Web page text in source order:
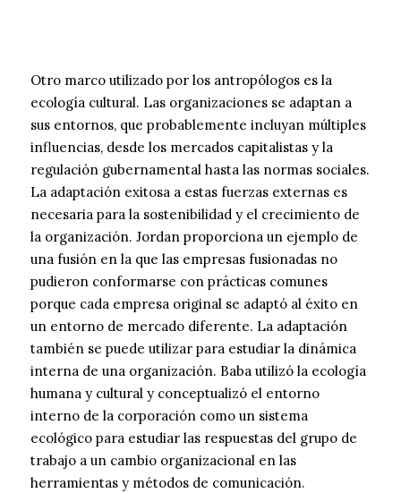
Otro marco utilizado por los antropólogos es la
ecología cultural. Las organizaciones se adaptan a
sus entornos, que probablemente incluyan múltiples
influencias, desde los mercados capitalistas y la
regulación gubernamental hasta las normas sociales.
La adaptación exitosa a estas fuerzas externas es
necesaria para la sostenibilidad y el crecimiento de
la organización. Jordan proporciona un ejemplo de
una fusión en la que las empresas fusionadas no
pudieron conformarse con prácticas comunes
porque cada empresa original se adaptó al éxito en
un entorno de mercado diferente. La adaptación
también se puede utilizar para estudiar la dinámica
interna de una organización. Baba utilizó la ecología
humana y cultural y conceptualizó el entorno
interno de la corporación como un sistema
ecológico para estudiar las respuestas del grupo de
trabajo a un cambio organizacional en las
herramientas y métodos de comunicación.